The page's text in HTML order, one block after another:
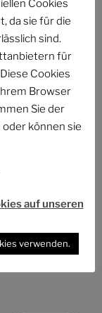
Cookies
da sie für die
sind.
für
Cookies
Browser
Sie der
können sie
auf unseren
verwenden.